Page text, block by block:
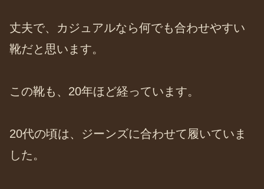
丈夫で、カジュアルなら何でも合わせやすい
靴だと思います。
この靴も、20年ほど経っています。
20代の頃は、ジーンズに合わせて履いていま
した。